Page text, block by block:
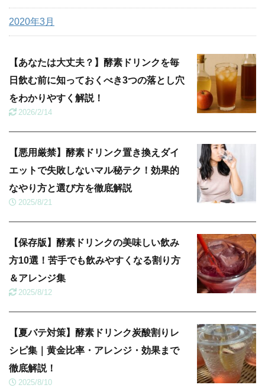
2020年3月
【あなたは大丈夫？】酵素ドリンクを毎
日飲む前に知っておくべき3つの落とし穴
をわかりやすく解説！
2026/2/14
【悪用厳禁】酵素ドリンク置き換えダイ
エットで失敗しないマル秘テク！効果的
なやり方と選び方を徹底解説
2025/8/21
【保存版】酵素ドリンクの美味しい飲み
方10選！苦手でも飲みやすくなる割り方
＆アレンジ集
2025/8/12
【夏バテ対策】酵素ドリンク炭酸割りレ
シピ集｜黄金比率・アレンジ・効果まで
徹底解説！
2025/8/10